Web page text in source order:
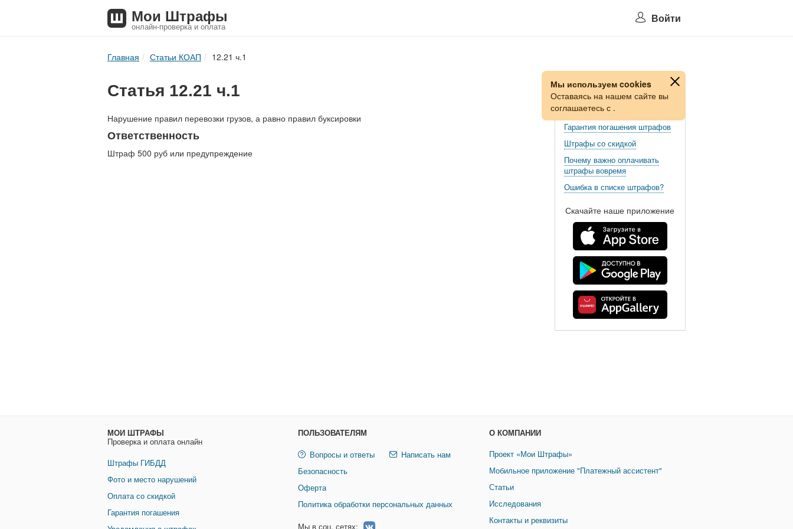
Мои Штрафы
онлайн-проверка и оплата
Войти
Мы используем cookies
Оставаясь на нашем сайте вы
соглашаетесь с .
Главная Статьи КОАП 12.21 ч.1
Статья 12.21 ч.1
Нарушение правил перевозки грузов, а равно правил буксировки
Ответственность
Штраф 500 руб или предупреждение
Гарантия погашения штрафов
Штрафы со скидкой
Почему важно оплачивать
штрафы вовремя
Ошибка в списке штрафов?
Скачайте наше приложение
МОИ ШТРАФЫ
Проверка и оплата онлайн
Штрафы ГИБДД
Фото и место нарушений
Оплата со скидкой
Гарантия погашения
ПОЛЬЗОВАТЕЛЯМ
Вопросы и ответы
Написать нам
Безопасность
Оферта
Политика обработки персональных данных
Мы в соц. сетях:
О КОМПАНИИ
Проект «Мои Штрафы»
Мобильное приложение "Платежный ассистент"
Статьи
Исследования
Контакты и реквизиты